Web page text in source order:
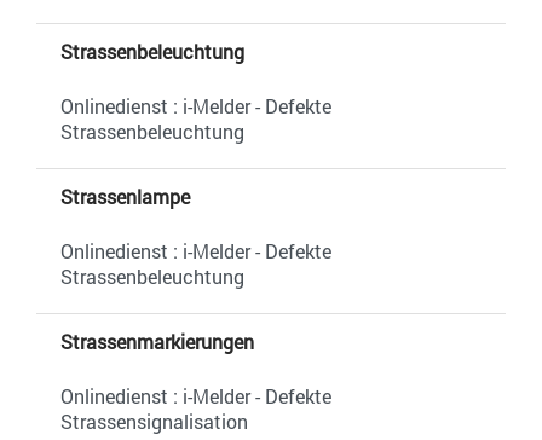
Strassenbeleuchtung
Onlinedienst : i-Melder - Defekte
Strassenbeleuchtung
Strassenlampe
Onlinedienst : i-Melder - Defekte
Strassenbeleuchtung
Strassenmarkierungen
Onlinedienst : i-Melder - Defekte
Strassensignalisation